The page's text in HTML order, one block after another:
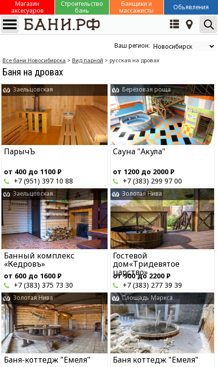
Магазин
аксесуаров
Строительство
бань
Банщики и
массажисты
Обьявления
Ваш регион:
Все бани Новосибирска > Вид парной > русская на дровах
Баня на дровах
ПарычЪ
от 400 до 1100 Р
Заельцовская
+7 (951) 397 10 88
Сауна "Акула"
от 1200 до 2000 Р
Берёзовая роща
+7 (383) 299 97 00
Банный комплекс
«Кедровъ»
от 600 до 1600 Р
Заельцовская
+7 (383) 375 73 30
Гостевой
дом«Тридевятое
царство»
от 900 до 2200 Р
Золотая Нива
+7 (383) 277 39 39
Баня-коттедж "Емеля"
Золотая Нива
Баня коттедж "Емеля"
Площадь Маркса